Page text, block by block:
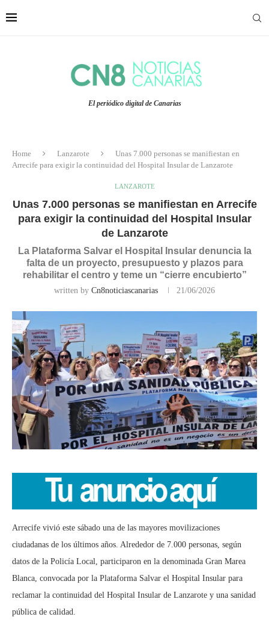
El periódico digital de Canarias
Home Lanzarote
Unas 7.000 personas se manifiestan en
Arrecife para exigir la continuidad del Hospital Insular de Lanzarote
LANZAROTE
Unas 7.000 personas se manifiestan en Arrecife
para exigir la continuidad del Hospital Insular
de Lanzarote
La Plataforma Salvar el Hospital Insular denuncia la
falta de un proyecto, presupuesto y plazos para
rehabilitar el centro y teme un “cierre encubierto”
written by Cn8noticiascanarias 21/06/2026
Arrecife vivió este sábado una de las mayores movilizaciones
ciudadanas de los últimos años. Alrededor de 7.000 personas, según
datos de la Policía Local, participaron en la denominada Gran Marea
Blanca, convocada por la Plataforma Salvar el Hospital Insular para
reclamar la continuidad del Hospital Insular de Lanzarote y una sanidad
pública de calidad.